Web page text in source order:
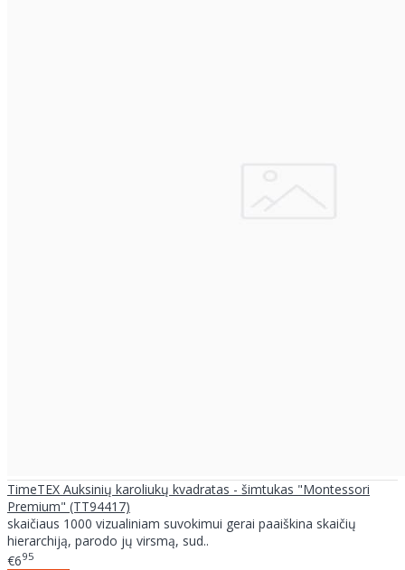
TimeTEX Auksinių karoliukų kvadratas - šimtukas "Montessori
Premium" (TT94417)
skaičiaus 1000 vizualiniam suvokimui gerai paaiškina skaičių
hierarchiją, parodo jų virsmą, sud..
€695